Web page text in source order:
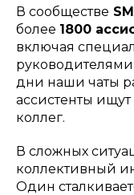
В сообществе
более 1800
включая
руководителями
дни наши чаты
ассистенты
коллег.
В сложных
коллективный
Один